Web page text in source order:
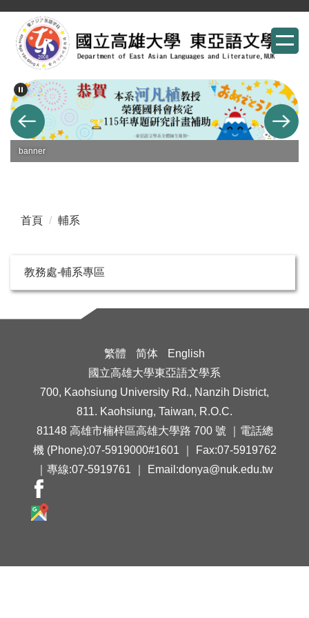
到
內
容
區
banner
首頁 輔系
教務處-輔系專區
繁體 简体
English
國立高雄大學東亞語文學系
700, Kaohsiung University Rd., Nanzih District,
811. Kaohsiung, Taiwan, R.O.C.
81148 高雄市楠梓區高雄大學路 700 號 ｜電話總
機 (Phone):07-5919000#1601 ｜ Fax:07-5919762
｜專線:07-5919761 ｜ Email:donya@nuk.edu.tw